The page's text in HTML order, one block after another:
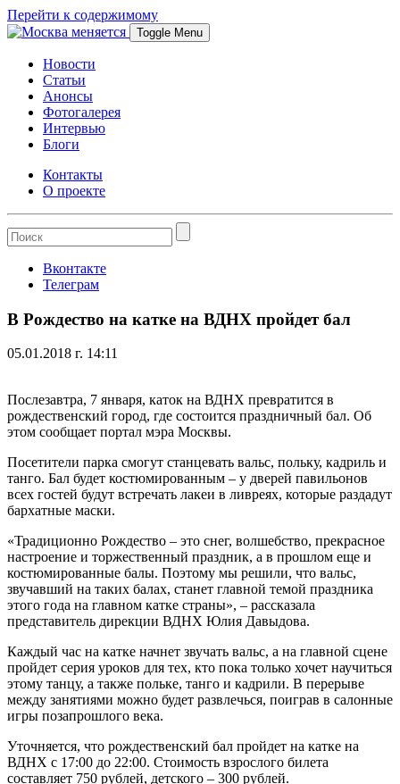
Перейти к содержимому
Toggle Menu
Новости
Статьи
Анонсы
Фотогалерея
Интервью
Блоги
Контакты
О проекте
Вконтакте
Телеграм
В Рождество на катке на ВДНХ пройдет бал
05.01.2018 г. 14:11
Послезавтра, 7 января, каток на ВДНХ превратится в
рождественский город, где состоится праздничный бал. Об
этом сообщает портал мэра Москвы.
Посетители парка смогут станцевать вальс, польку, кадриль и
танго. Бал будет костюмированным – у дверей павильонов
всех гостей будут встречать лакеи в ливреях, которые раздадут
бархатные маски.
«Традиционно Рождество – это снег, волшебство, прекрасное
настроение и торжественный праздник, а в прошлом еще и
костюмированные балы. Поэтому мы решили, что вальс,
звучавший на таких балах, станет главной темой праздника
этого года на главном катке страны», – рассказала
представитель дирекции ВДНХ Юлия Давыдова.
Каждый час на катке начнет звучать вальс, а на главной сцене
пройдет серия уроков для тех, кто пока только хочет научиться
этому танцу, а также польке, танго и кадрили. В перерыве
между занятиями можно будет развлечься, поиграв в салонные
игры позапрошлого века.
Уточняется, что рождественский бал пройдет на катке на
ВДНХ с 17:00 до 22:00. Стоимость взрослого билета
составляет 750 рублей, детского – 300 рублей.